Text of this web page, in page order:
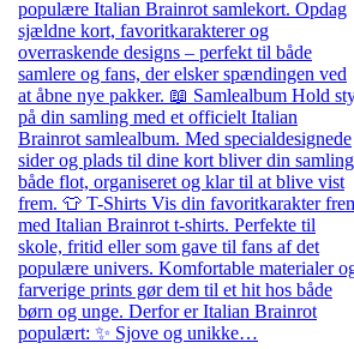
populære Italian Brainrot samlekort. Opdag
sjældne kort, favoritkarakterer og
overraskende designs – perfekt til både
samlere og fans, der elsker spændingen ved
at åbne nye pakker. 📖 Samlealbum Hold
på din samling med et officielt Italian
Brainrot samlealbum. Med specialdesignede
sider og plads til dine kort bliver din samling
både flot, organiseret og klar til at blive vist
frem. 👕 T-Shirts Vis din favoritkarakter
med Italian Brainrot t-shirts. Perfekte til
skole, fritid eller som gave til fans af det
populære univers. Komfortable materialer
farverige prints gør dem til et hit hos både
børn og unge. Derfor er Italian Brainrot
populært: ✨ Sjove og unikke…